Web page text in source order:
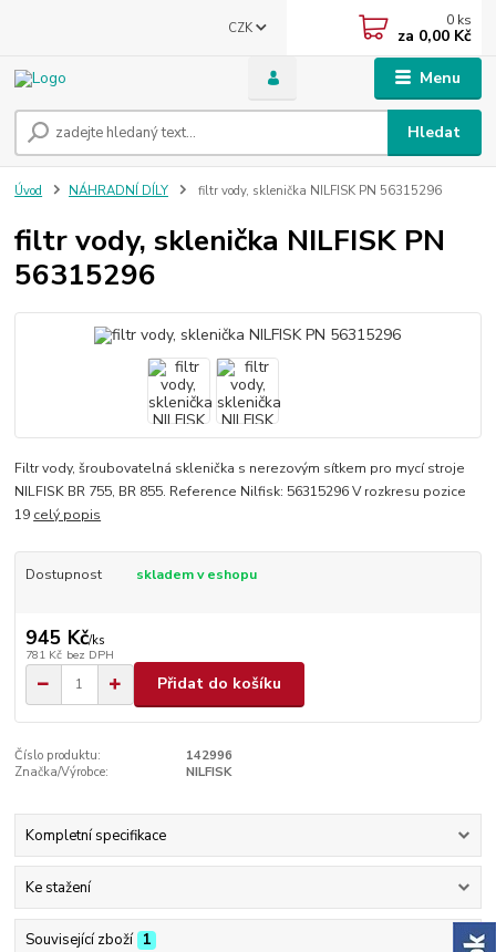
Menu
CZK
Hledat
0 ks
za 0,00 Kč
Úvod NÁHRADNÍ DÍLY filtr vody, sklenička NILFISK PN 56315296
filtr vody, sklenička NILFISK PN
56315296
Filtr vody, šroubovatelná sklenička s nerezovým sítkem pro mycí stroje
NILFISK BR 755, BR 855. Reference Nilfisk: 56315296 V rozkresu pozice
19 celý popis
Dostupnost skladem v eshopu
945 Kč/ks
781 Kč bez DPH
Přidat do košíku
Číslo produktu:
142996
Značka/Výrobce:
NILFISK
Kompletní specifikace
Ke stažení
Související zboží 1